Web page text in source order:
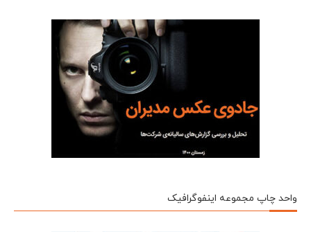
واحد چاپ مجموعه اینفوگرافیک